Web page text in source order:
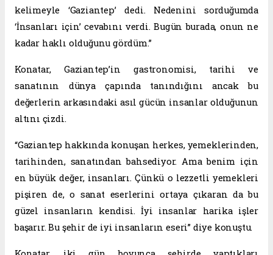
kelimeyle ‘Gaziantep’ dedi. Nedenini sorduğumda
‘İnsanları için’ cevabını verdi. Bugün burada, onun ne
kadar haklı olduğunu gördüm.”
Konatar, Gaziantep’in gastronomisi, tarihi ve
sanatının dünya çapında tanındığını ancak bu
değerlerin arkasındaki asıl gücün insanlar olduğunun
altını çizdi.
“Gaziantep hakkında konuşan herkes, yemeklerinden,
tarihinden, sanatından bahsediyor. Ama benim için
en büyük değer, insanları. Çünkü o lezzetli yemekleri
pişiren de, o sanat eserlerini ortaya çıkaran da bu
güzel insanların kendisi. İyi insanlar harika işler
başarır. Bu şehir de iyi insanların eseri” diye konuştu.